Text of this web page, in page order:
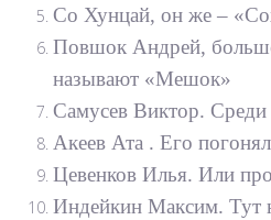
Со Хунцай, он же –
Повшок Андрей,
называют «Мешок»
Самусев Виктор. Среди
Акеев Ата . Его
Цевенков Илья. Или
Индейкин Максим. Тут